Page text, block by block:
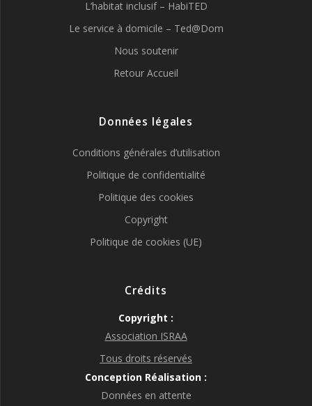
L’habitat inclusif – HabiTED
Le service à domicile – Ted@Dom
Nous soutenir
Retour Accueil
Données légales
Conditions générales d’utilisation
Politique de confidentialité
Politique des cookies
Copyright
Politique de cookies (UE)
Crédits
Copyright :
Association ISRAA
Tous droits réservés
Conception Réalisation :
Données en attente